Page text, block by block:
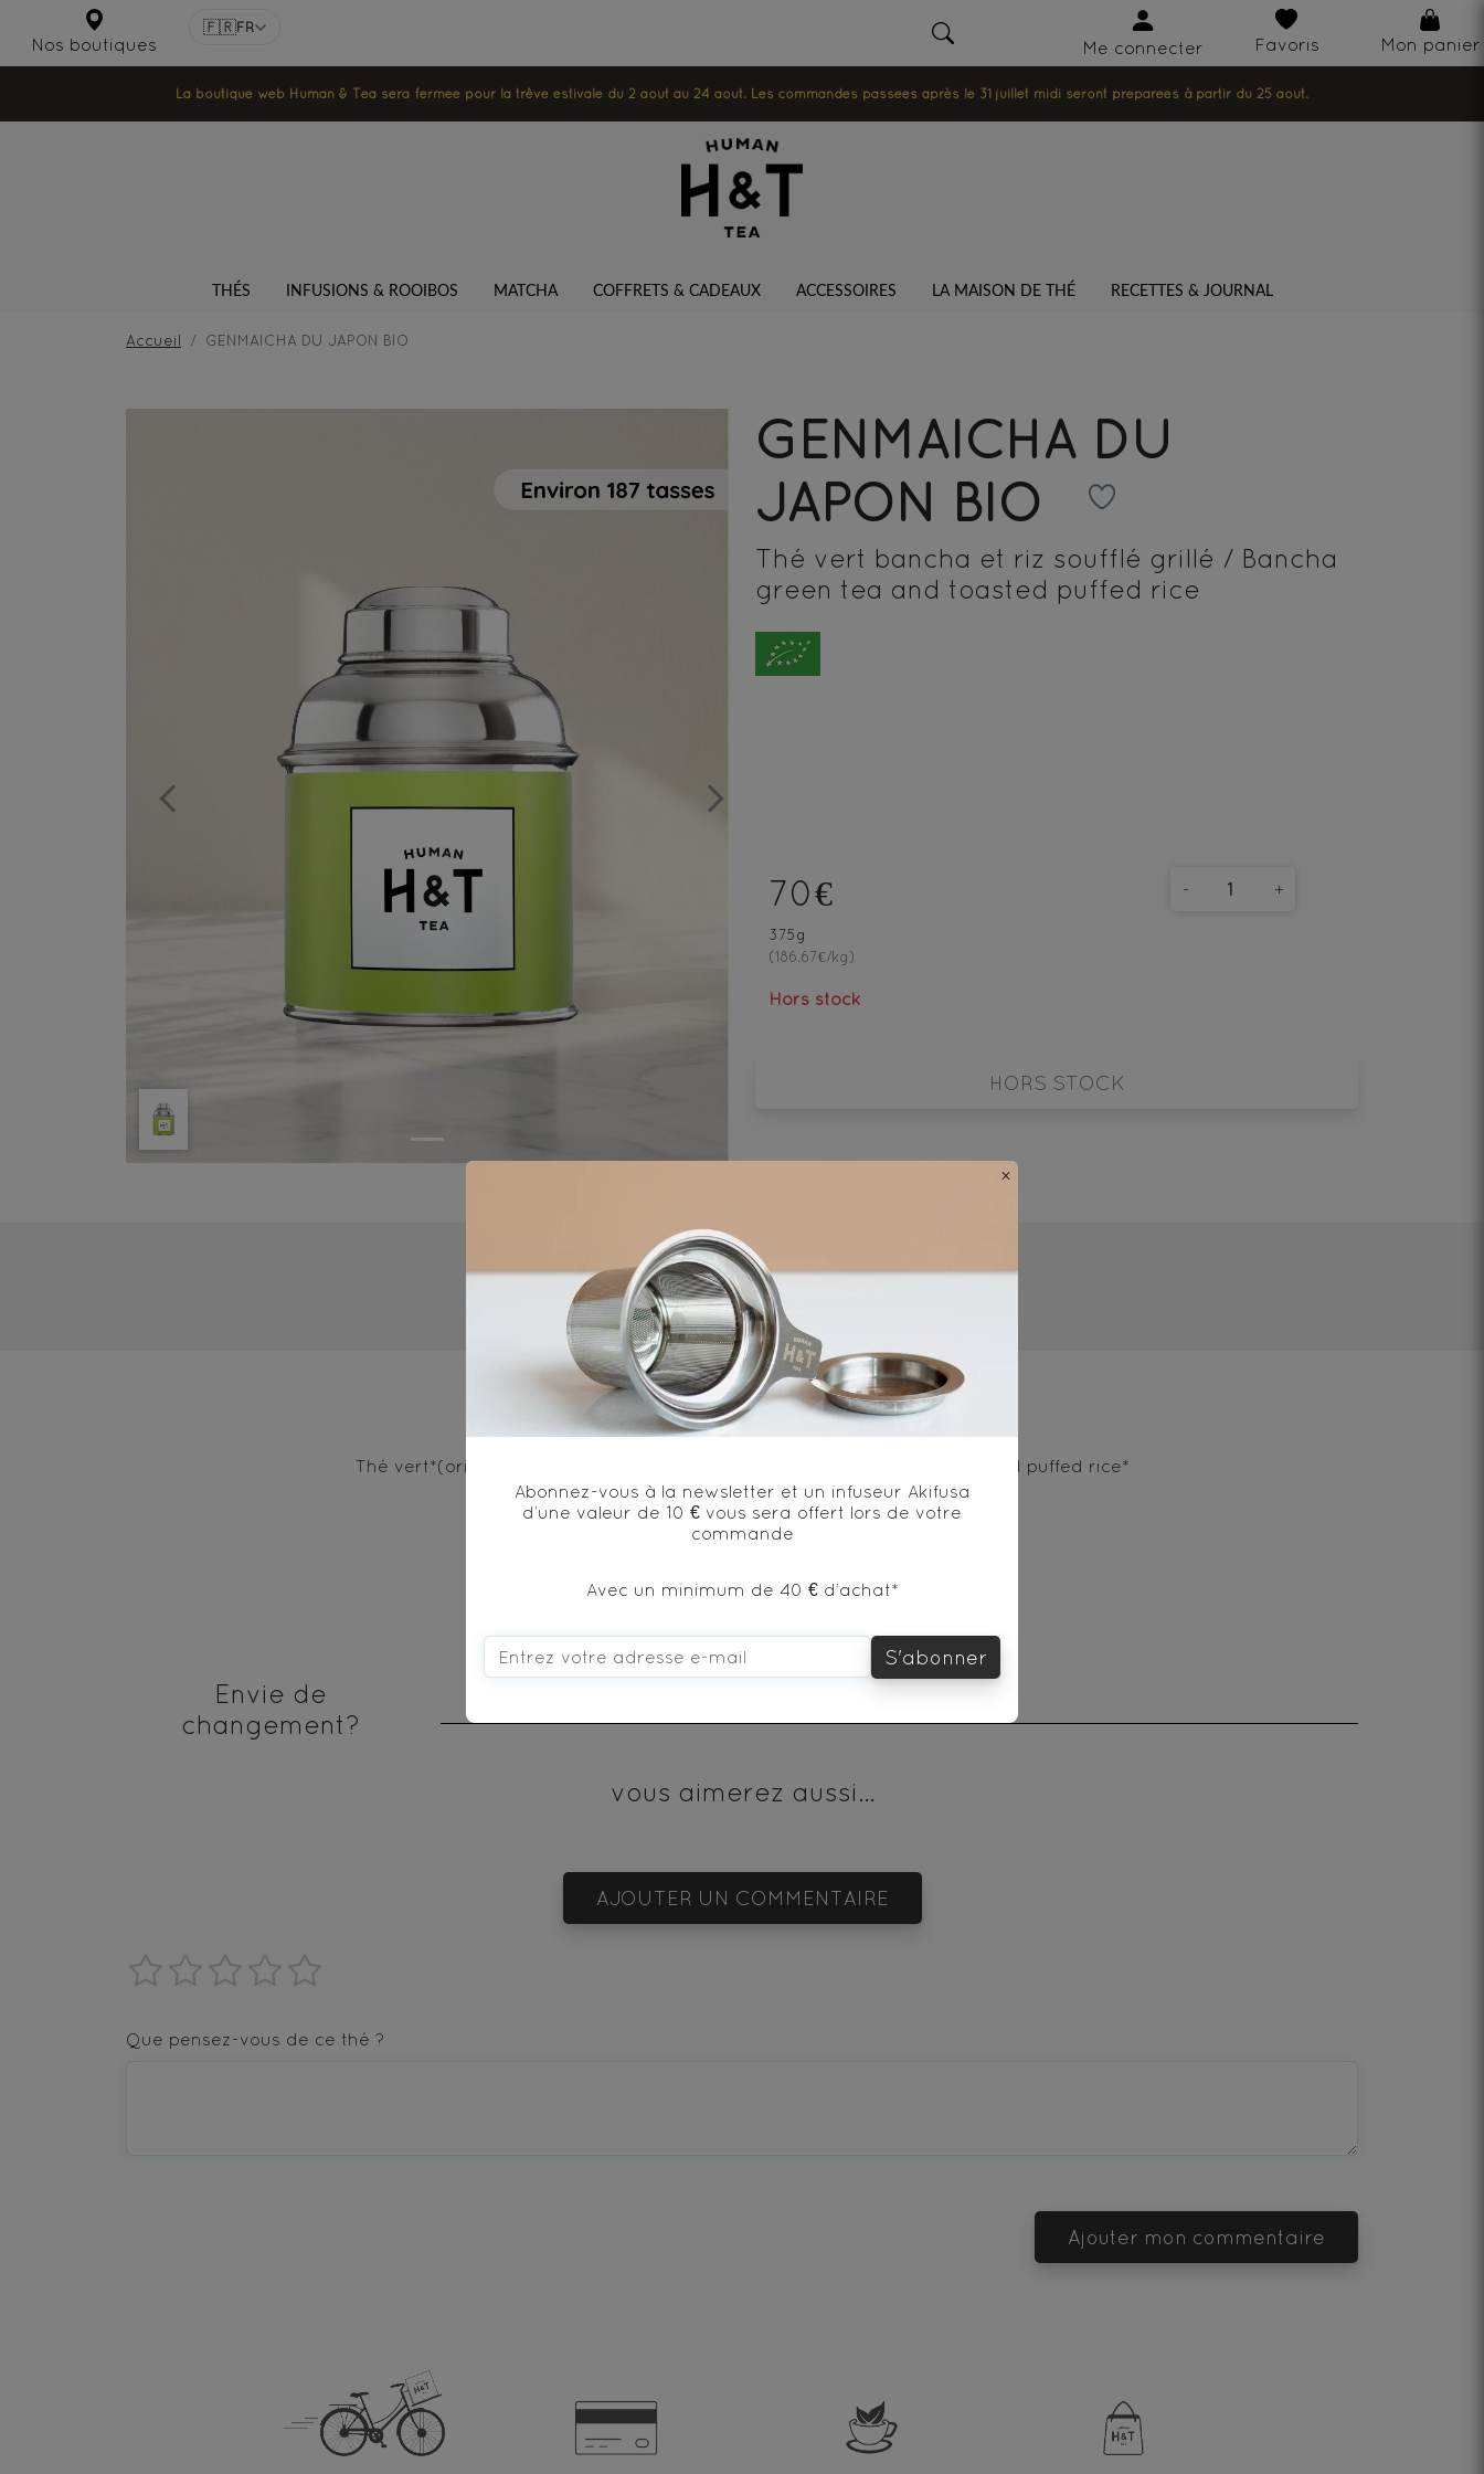
Nos boutiques
🇫🇷FR
Me connecter Favoris Mon panier
La boutique web Human & Tea sera fermée pour la trêve estivale du 2 août au 24 août. Les commandes passées après le 31 juillet midi seront préparées à partir du 25 août.
THÉS INFUSIONS & ROOIBOS MATCHA COFFRETS & CADEAUX ACCESSOIRES LA MAISON DE THÉ RECETTES & JOURNAL
Accueil GENMAICHA DU JAPON BIO
Previous Next
GENMAICHA DU
JAPON BIO
Thé vert bancha et riz soufflé grillé / Bancha
green tea and toasted puffed rice
70€
375g
(186.67€/kg)
Hors stock
- +
HORS STOCK
70°C/158°F
Ingrédients
Thé vert*(origine Japon), riz grillé soufflé*/ Green tea* from Japan, toasted puffed rice*
Envie de
changement?
vous aimerez aussi...
AJOUTER UN COMMENTAIRE
star
—
—
stars
Que pensez-vous de ce thé ?
Ajouter mon commentaire
×
Abonnez-vous à la newsletter et un infuseur Akifusa
d’une valeur de 10 € vous sera offert lors de votre
commande
Avec un minimum de 40 € d’achat*
S'abonner